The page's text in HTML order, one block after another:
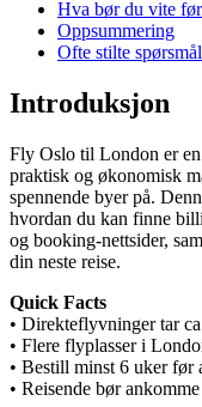
Hva bør du vite
Oppsummering
Ofte stilte
Introduksjon
Fly Oslo til London er en
praktisk og økonomisk
spennende byer på.
hvordan du kan finne
og booking-nettsider,
din neste reise.
Quick Facts
• Direkteflyvninger tar
• Flere flyplasser i
• Bestill minst 6 uker før
• Reisende bør